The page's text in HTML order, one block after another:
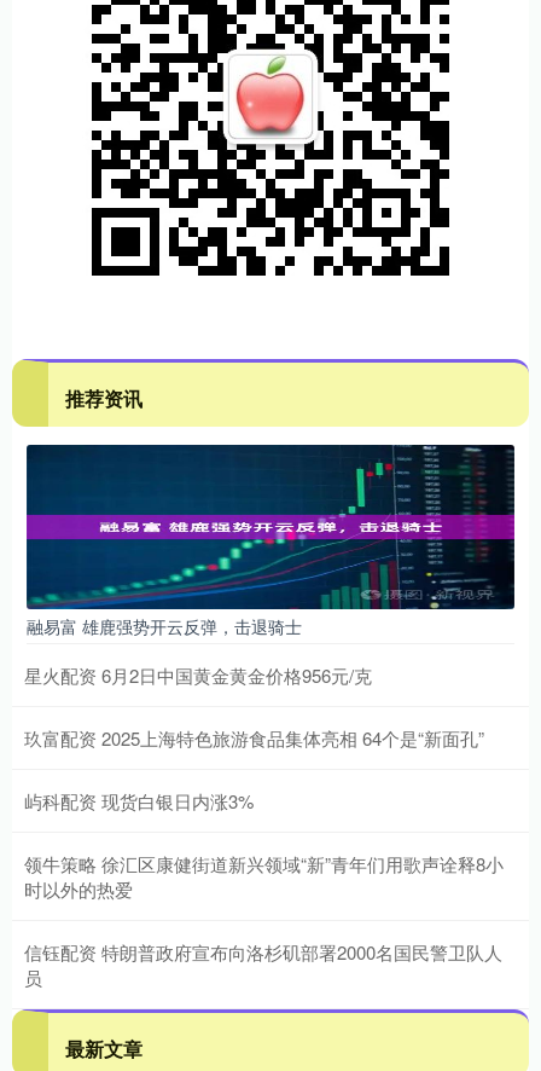
推荐资讯
融易富 雄鹿强势开云反弹，击退骑士
星火配资 6月2日中国黄金黄金价格956元/克
玖富配资 2025上海特色旅游食品集体亮相 64个是“新面孔”
屿科配资 现货白银日内涨3%
领牛策略 徐汇区康健街道新兴领域“新”青年们用歌声诠释8小
时以外的热爱
信钰配资 特朗普政府宣布向洛杉矶部署2000名国民警卫队人
员
最新文章